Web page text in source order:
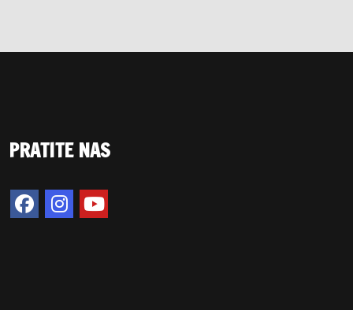
PRATITE NAS